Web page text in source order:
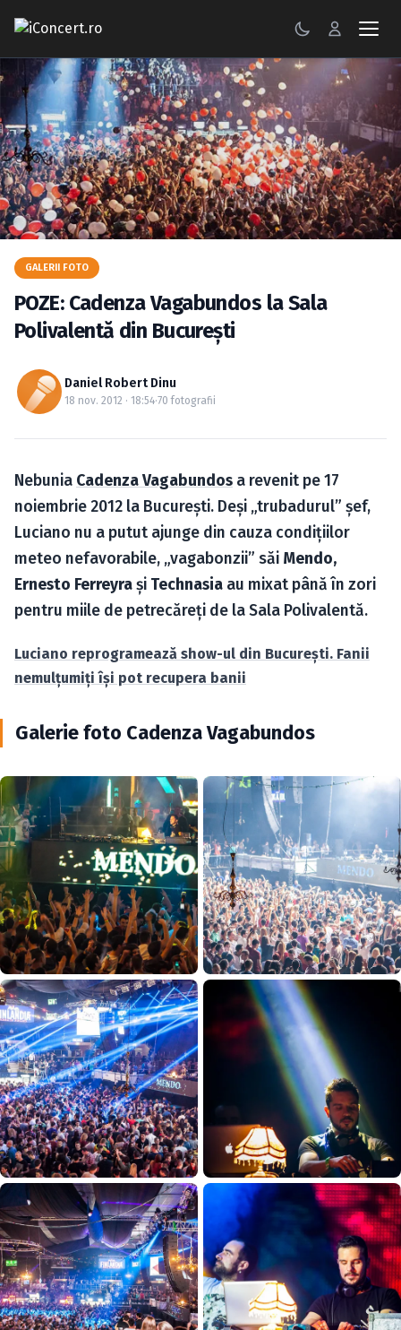
CONCERTE
FESTIVALURI
PETRECERI
ŞTIRI
RECENZII
BILETE
Caută în site...
GALERII FOTO
POZE: Cadenza Vagabundos la Sala
Polivalentă din Bucureşti
Daniel Robert Dinu
18 nov. 2012 · 18:54·70 fotografii
Nebunia Cadenza Vagabundos a revenit pe 17
noiembrie 2012 la Bucureşti. Deşi „trubadurul” şef,
Luciano nu a putut ajunge din cauza condiţiilor
meteo nefavorabile, „vagabonzii” săi Mendo,
Ernesto Ferreyraşi Technasia au mixat până în zori
pentru miile de petrecăreţi de la Sala Polivalentă.
Luciano reprogramează show-ul din Bucureşti. Fanii
nemulţumiţi îşi pot recupera banii
Galerie foto Cadenza Vagabundos